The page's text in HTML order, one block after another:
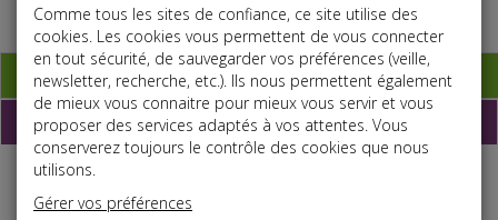
Base documentaire
Dépêches
Liste des dernières dépêches
Comme tous les sites de confiance, ce site utilise des
cookies. Les cookies vous permettent de vous connecter
en tout sécurité, de sauvegarder vos préférences (veille,
newsletter, recherche, etc.). Ils nous permettent également
de mieux vous connaitre pour mieux vous servir et vous
proposer des services adaptés à vos attentes. Vous
conserverez toujours le contrôle des cookies que nous
utilisons.
Gérer vos préférences